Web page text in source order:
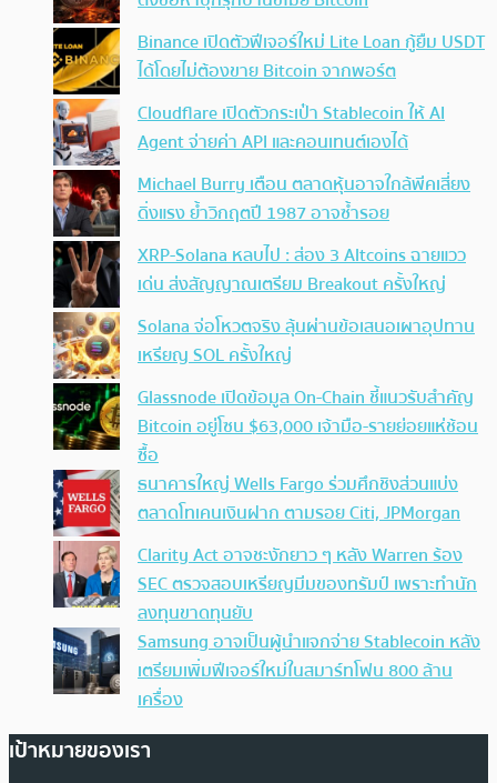
Binance เปิดตัวฟีเจอร์ใหม่ Lite Loan กู้ยืม USDT
ได้โดยไม่ต้องขาย Bitcoin จากพอร์ต
Cloudflare เปิดตัวกระเป๋า Stablecoin ให้ AI
Agent จ่ายค่า API และคอนเทนต์เองได้
Michael Burry เตือน ตลาดหุ้นอาจใกล้พีคเสี่ยง
ดิ่งแรง ย้ำวิกฤตปี 1987 อาจซ้ำรอย
XRP-Solana หลบไป : ส่อง 3 Altcoins ฉายแวว
เด่น ส่งสัญญาณเตรียม Breakout ครั้งใหญ่
Solana จ่อโหวตจริง ลุ้นผ่านข้อเสนอเผาอุปทาน
เหรียญ SOL ครั้งใหญ่
Glassnode เปิดข้อมูล On-Chain ชี้แนวรับสำคัญ
Bitcoin อยู่โซน $63,000 เจ้ามือ-รายย่อยแห่ช้อน
ซื้อ
ธนาคารใหญ่ Wells Fargo ร่วมศึกชิงส่วนแบ่ง
ตลาดโทเคนเงินฝาก ตามรอย Citi, JPMorgan
Clarity Act อาจชะงักยาว ๆ หลัง Warren ร้อง
SEC ตรวจสอบเหรียญมีมของทรัมป์ เพราะทำนัก
ลงทุนขาดทุนยับ
Samsung อาจเป็นผู้นำแจกจ่าย Stablecoin หลัง
เตรียมเพิ่มฟีเจอร์ใหม่ในสมาร์ทโฟน 800 ล้าน
เครื่อง
เป้าหมายของเรา